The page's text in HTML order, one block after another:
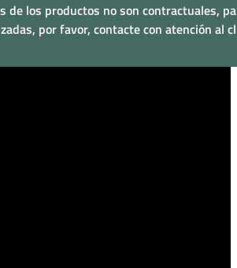
de los productos no son contractuales,
por favor, contacte con atención al